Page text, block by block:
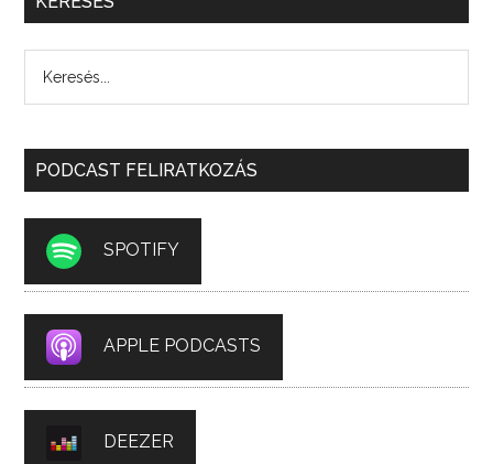
PODCAST FELIRATKOZÁS
SPOTIFY
APPLE PODCASTS
DEEZER